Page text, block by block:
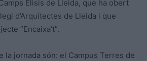
Elisis de Lleida, que ha obert
d’Arquitectes de Lleida i que
“Encaixa’t”.
la jornada són: el Campus Terres de